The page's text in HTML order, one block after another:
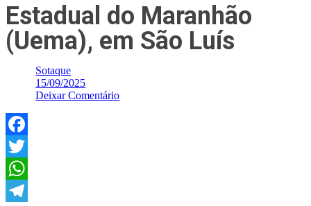
Estadual do Maranhão
(Uema), em São Luís
Sotaque
15/09/2025
Deixar Comentário
Facebook
Twitter
WhatsApp